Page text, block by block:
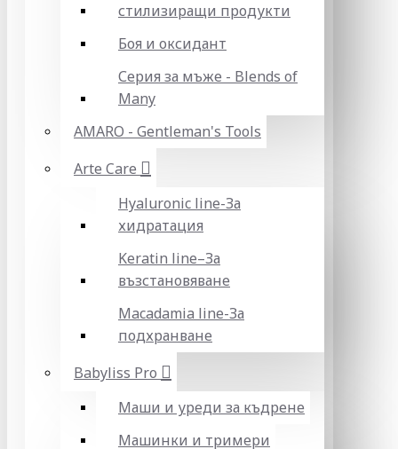
стилизиращи продукти
Боя и оксидант
Серия за мъже - Blends of
Many
AMARO - Gentleman's Tools
Arte Care
Hyaluronic line-За
хидратация
Keratin line–За
възстановяване
Macadamia line-За
подхранване
Babyliss Pro
Маши и уреди за къдрене
Машинки и тримери